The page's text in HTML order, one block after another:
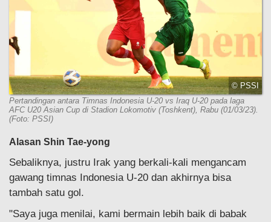
© PSSI
Pertandingan antara Timnas Indonesia U-20 vs Iraq U-20 pada laga
AFC U20 Asian Cup di Stadion Lokomotiv (Toshkent), Rabu (01/03/23).
(Foto: PSSI)
Alasan Shin Tae-yong
Sebaliknya, justru Irak yang berkali-kali mengancam
gawang timnas Indonesia U-20 dan akhirnya bisa
tambah satu gol.
"Saya juga menilai, kami bermain lebih baik di babak